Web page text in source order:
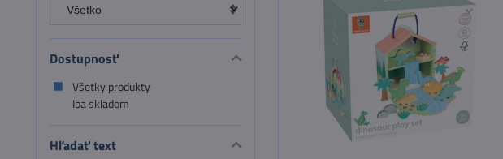
Dostupnosť
Všetky produkty
Iba skladom
Hľadať text